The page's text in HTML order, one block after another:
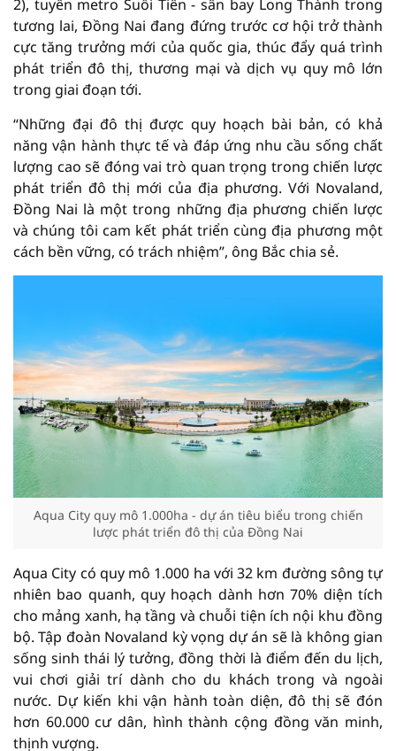
2), tuyến metro Suối Tiên - sân bay Long Thành trong
tương lai, Đồng Nai đang đứng trước cơ hội trở thành
cực tăng trưởng mới của quốc gia, thúc đẩy quá trình
phát triển đô thị, thương mại và dịch vụ quy mô lớn
trong giai đoạn tới.
“Những đại đô thị được quy hoạch bài bản, có khả
năng vận hành thực tế và đáp ứng nhu cầu sống chất
lượng cao sẽ đóng vai trò quan trọng trong chiến lược
phát triển đô thị mới của địa phương. Với Novaland,
Đồng Nai là một trong những địa phương chiến lược
và chúng tôi cam kết phát triển cùng địa phương một
cách bền vững, có trách nhiệm”, ông Bắc chia sẻ.
Aqua City quy mô 1.000ha - dự án tiêu biểu trong chiến
lược phát triển đô thị của Đồng Nai
Aqua City có quy mô 1.000 ha với 32 km đường sông tự
nhiên bao quanh, quy hoạch dành hơn 70% diện tích
cho mảng xanh, hạ tầng và chuỗi tiện ích nội khu đồng
bộ. Tập đoàn Novaland kỳ vọng dự án sẽ là không gian
sống sinh thái lý tưởng, đồng thời là điểm đến du lịch,
vui chơi giải trí dành cho du khách trong và ngoài
nước. Dự kiến khi vận hành toàn diện, đô thị sẽ đón
hơn 60.000 cư dân, hình thành cộng đồng văn minh,
thịnh vượng.